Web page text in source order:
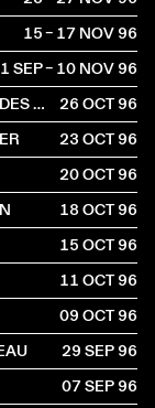
15 – 17 NOV1996
SEP – 10 NOV1996
PROMENADE LITTÉRAIRE DANS "LE PARIS DES SUISSES"
26 OCT1996
23 OCT1996
20 OCT1996
18 OCT1996
15 OCT1996
11 OCT1996
09 OCT1996
29 SEP1996
07 SEP1996